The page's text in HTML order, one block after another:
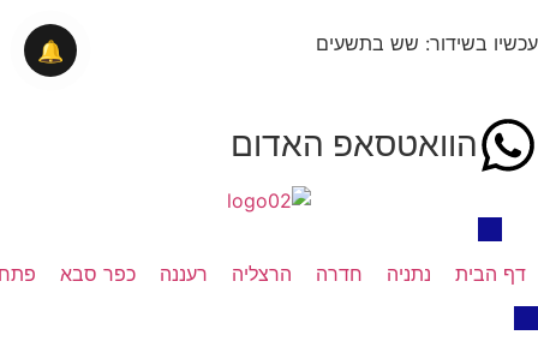
עכשיו בשידור: שש בתשעים
הוואטסאפ האדום
דף הבית נתניה חדרה הרצליה רעננה כפר סבא
🔔